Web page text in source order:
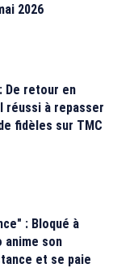
2026
De retour en
réussi à repasser
fidèles sur TMC
: Bloqué à
anime son
et se paie